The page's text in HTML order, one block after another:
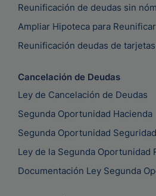
Reunificación de deudas sin
Ampliar Hipoteca para Reunificar
Reunificación deudas de
Cancelación de Deudas
Ley de Cancelación de Deudas
Segunda Oportunidad Hacienda
Segunda Oportunidad
Ley de la Segunda Oportunidad
Documentación Ley Segunda